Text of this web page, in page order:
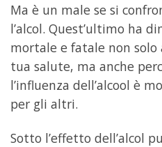
Ma è un male se si
l’alcol. Quest’ultimo ha
mortale e fatale non
tua salute, ma anche
l’influenza dell’alcool è
per gli altri.
Sotto l’effetto dell’alcol